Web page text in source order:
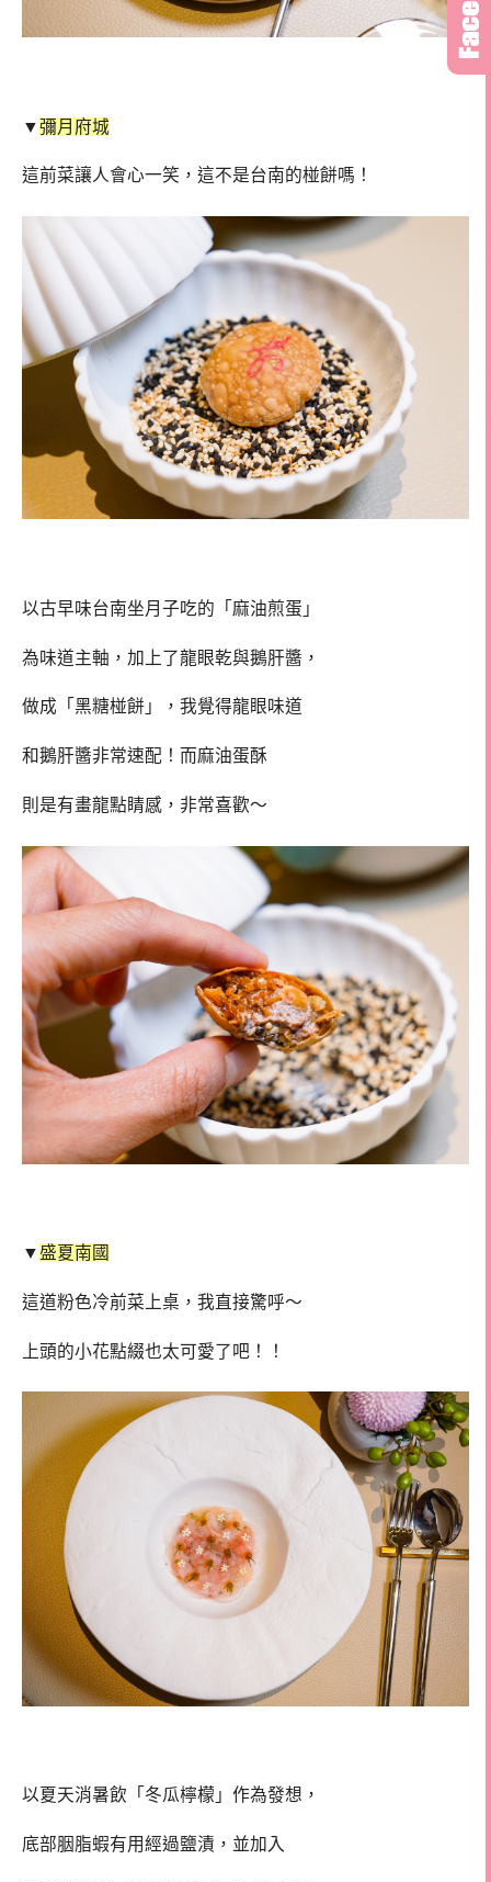
▼彌月府城
這前菜讓人會心一笑，這不是台南的椪餅嗎！
以古早味台南坐月子吃的「麻油煎蛋」
為味道主軸，加上了龍眼乾與鵝肝醬，
做成「黑糖椪餅」，我覺得龍眼味道
和鵝肝醬非常速配！而麻油蛋酥
則是有畫龍點睛感，非常喜歡～
▼盛夏南國
這道粉色冷前菜上桌，我直接驚呼～
上頭的小花點綴也太可愛了吧！！
以夏天消暑飲「冬瓜檸檬」作為發想，
底部胭脂蝦有用經過鹽漬，並加入